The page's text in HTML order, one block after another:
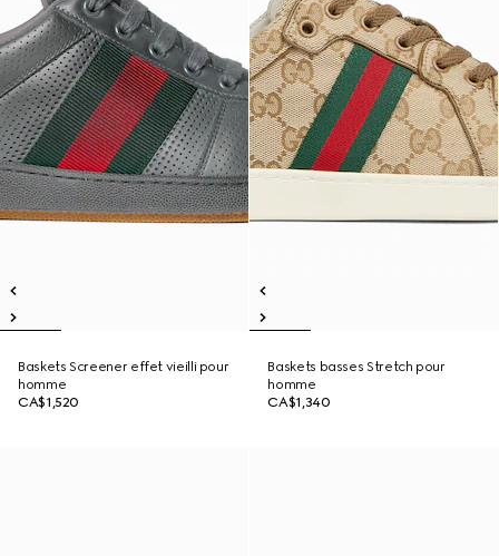
Baskets Screener effet vieilli pour
homme
CA$1,520
Baskets basses Stretch pour
homme
CA$1,340